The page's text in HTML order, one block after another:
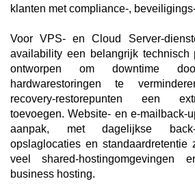
klanten met compliance-,
Voor VPS- en Cloud Server-
availability een belangrijk technisch
ontworpen om downtime
hardwarestoringen te
recovery-restorepunten een
toevoegen. Website- en e-mailback-
aanpak, met dagelijkse back-
opslaglocaties en standaardretentie
veel shared-
business hosting.